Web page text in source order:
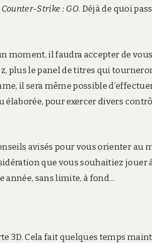
Counter-Strike : GO. Déjà de quoi
moment, il faudra accepter de vous
plus le panel de titres qui
il sera même possible
pour exercer divers
avisés pour vous orienter au
que vous souhaitiez jouer
année, sans limite, à fond…
3D. Cela fait quelques temps